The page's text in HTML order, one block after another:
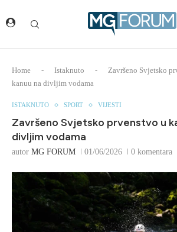
Home - Istaknuto -
Završeno Svjetsko
kanuu na divljim vodama
ISTAKNUTO SPORT VIJESTI
Završeno Svjetsko prvenstvo u
divljim vodama
autor MG FORUM 01/06/2026 0 komentara